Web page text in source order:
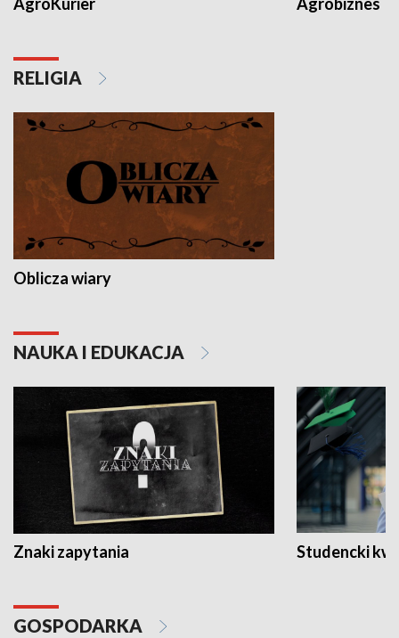
RELIGIA
Oblicza wiary
NAUKA I EDUKACJA
Znaki zapytania Studencki
GOSPODARKA